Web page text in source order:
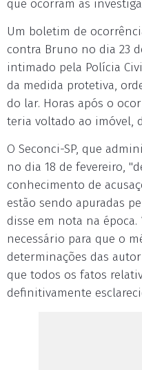
que ocorram as
Um boletim de
contra Bruno no dia 23
intimado pela Polícia
da medida protetiva,
do lar. Horas após o
teria voltado ao imóvel,
O Seconci-SP, que
no dia 18 de fevereiro,
conhecimento de
estão sendo apuradas
disse em nota na época.
necessário para que o
determinações das
que todos os fatos
definitivamente